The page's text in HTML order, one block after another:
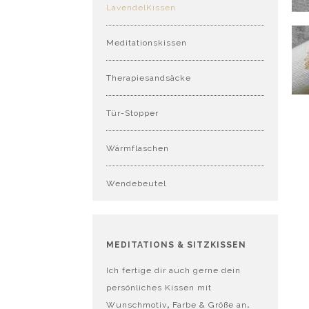
LavendelKissen
Meditationskissen
Therapiesandsäcke
Tür-Stopper
Wärmflaschen
Wendebeutel
MEDITATIONS & SITZKISSEN
Ich fertige dir auch gerne dein
persönliches Kissen mit
Wunschmotiv, Farbe & Größe an .